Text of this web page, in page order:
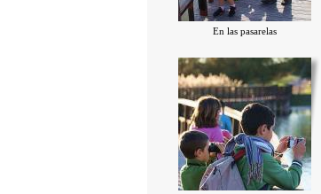
En las pasarelas